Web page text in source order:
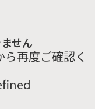
せん
再度ご確認く